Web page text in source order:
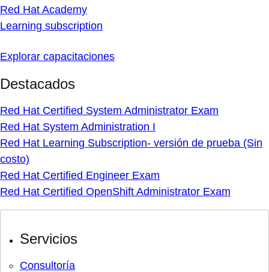
Red Hat Academy
Learning subscription
Explorar capacitaciones
Destacados
Red Hat Certified System Administrator Exam
Red Hat System Administration I
Red Hat Learning Subscription- versión de prueba (Sin
costo)
Red Hat Certified Engineer Exam
Red Hat Certified OpenShift Administrator Exam
Servicios
Consultoría